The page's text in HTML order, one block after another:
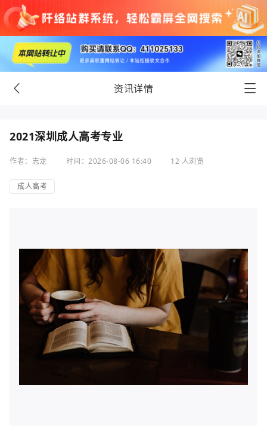
资讯详情
2021深圳成人高考专业
作者：志龙 时间：2026-08-06 16:40 12 人浏览
成人高考